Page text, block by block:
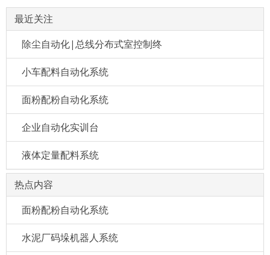
最近关注
除尘自动化|总线分布式室控制终
小车配料自动化系统
面粉配粉自动化系统
企业自动化实训台
液体定量配料系统
热点内容
面粉配粉自动化系统
水泥厂码垛机器人系统